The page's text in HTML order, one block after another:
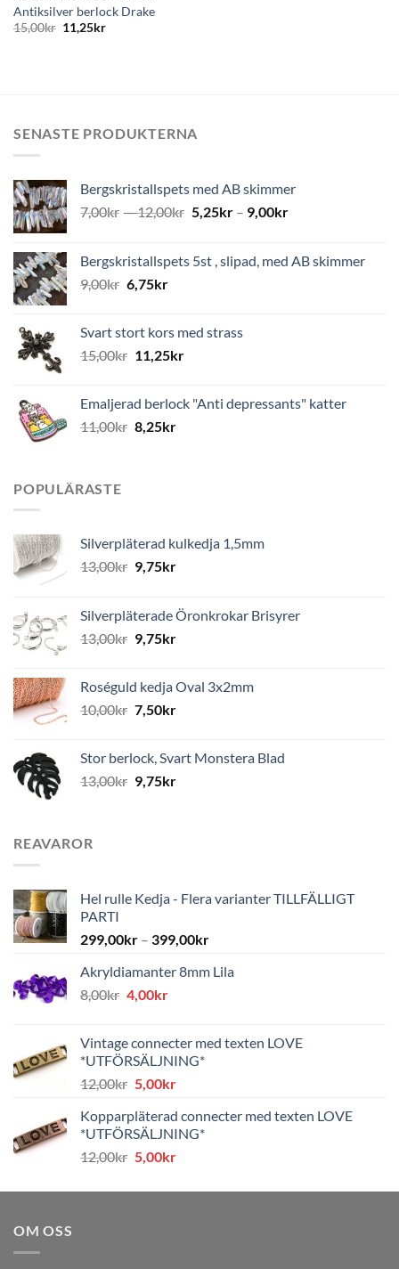
Antiksilver berlock Drake
15,00kr 11,25kr
SENASTE PRODUKTERNA
Bergskristallspets med AB skimmer
7,00kr –12,00kr 5,25kr– 9,00kr
Bergskristallspets 5st , slipad, med AB skimmer
9,00kr 6,75kr
Svart stort kors med strass
15,00kr 11,25kr
Emaljerad berlock "Anti depressants" katter
11,00kr 8,25kr
POPULÄRASTE
Silverpläterad kulkedja 1,5mm
13,00kr 9,75kr
Silverpläterade Öronkrokar Brisyrer
13,00kr 9,75kr
Roséguld kedja Oval 3x2mm
10,00kr 7,50kr
Stor berlock, Svart Monstera Blad
13,00kr 9,75kr
REAVAROR
Hel rulle Kedja - Flera varianter TILLFÄLLIGT
PARTI
299,00kr – 399,00kr
Akryldiamanter 8mm Lila
8,00kr Det
var:
8,00kr.
4,00krDet
är:
4,00kr.
Vintage connecter med texten LOVE
*UTFÖRSÄLJNING*
12,00kr Det
priset
var:
12,00kr.
5,00krDet
priset
är:
5,00kr.
Kopparpläterad connecter med texten LOVE
*UTFÖRSÄLJNING*
12,00kr Det
priset
5,00krDet
priset
OM OSS